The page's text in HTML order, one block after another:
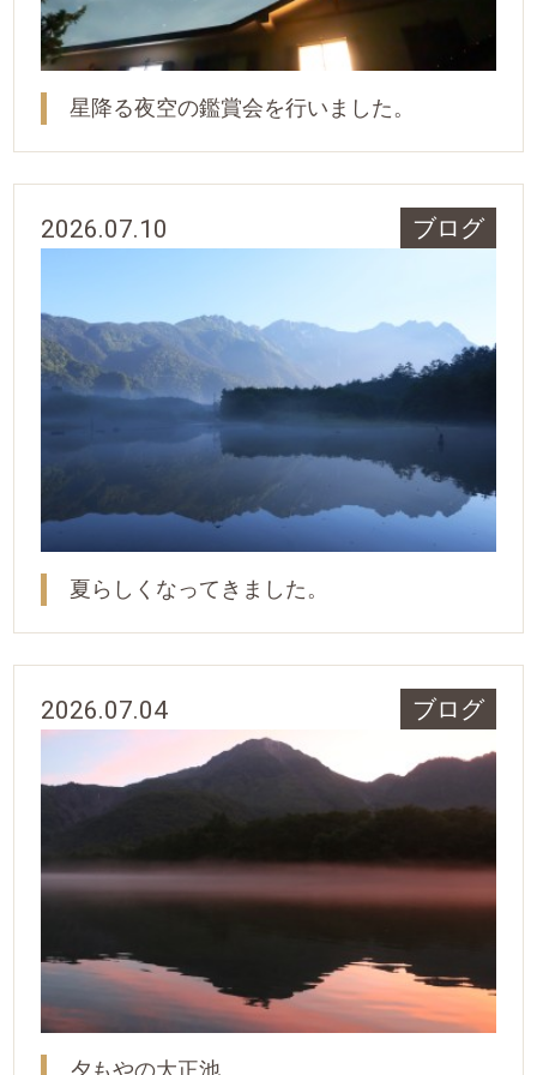
星降る夜空の鑑賞会を行いました。
2026.07.10 ブログ
夏らしくなってきました。
2026.07.04 ブログ